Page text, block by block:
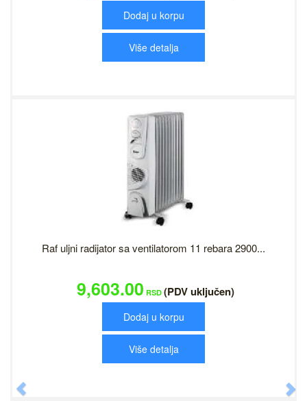
Dodaj u korpu
Više detalja
Raf uljni radijator sa ventilatorom 11 rebara 2900...
9,603.00 RSD (PDV uključen)
Dodaj u korpu
Više detalja